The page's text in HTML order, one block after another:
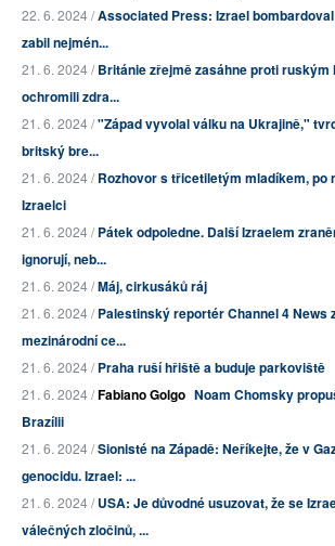
22. 6. 2024 /Associated Press: Izrael
zabil nejmén...
21. 6. 2024 /Británie zřejmě zasáhne proti
ochromili zdra...
21. 6. 2024 /"Západ vyvolal válku na Ukrajině,"
britský bre...
21. 6. 2024 /Rozhovor s třicetiletým mladíkem, po
Izraelci
21. 6. 2024 /Pátek odpoledne. Další Izraelem
ignorují, neb...
21. 6. 2024 /Máj, cirkusáků ráj
21. 6. 2024 /Palestinský reportér Channel 4 News
mezinárodní ce...
21. 6. 2024 /Praha ruší hřiště a buduje parkoviště
21. 6. 2024 /Fabiano Golgo Noam Chomsky
Brazílii
21. 6. 2024 /Sionisté na Západě: Neříkejte, že v
genocidu. Izrael: ...
21. 6. 2024 /USA: Je důvodné usuzovat, že se
válečných zločinů, ...